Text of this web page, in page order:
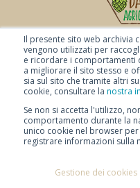
Il presente sito web archivia
vengono utilizzati per
e ricordare i comportamenti
a migliorare il sito stesso e
sia sul sito che tramite altri
cookie, consultare la nostra
Se non si accetta l'utilizzo,
comportamento durante la
unico cookie nel browser
registrare informazioni sulla
Gestione dei cookies
© Copyright 2026 Baladin -
-
Selezione